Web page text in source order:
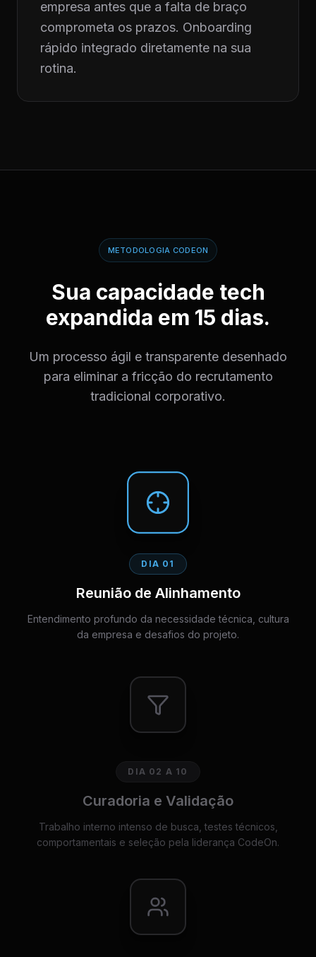
empresa antes que a falta de braço
comprometa os prazos. Onboarding
rápido integrado diretamente na sua
rotina.
METODOLOGIA CODEON
Sua capacidade tech
expandida em 15 dias.
Um processo ágil e transparente desenhado
para eliminar a fricção do recrutamento
tradicional corporativo.
DIA 01
Reunião de Alinhamento
Entendimento profundo da necessidade técnica, cultura
da empresa e desafios do projeto.
DIA 02 A 10
Curadoria e Validação
Trabalho interno intenso de busca, testes técnicos,
comportamentais e seleção pela liderança CodeOn.